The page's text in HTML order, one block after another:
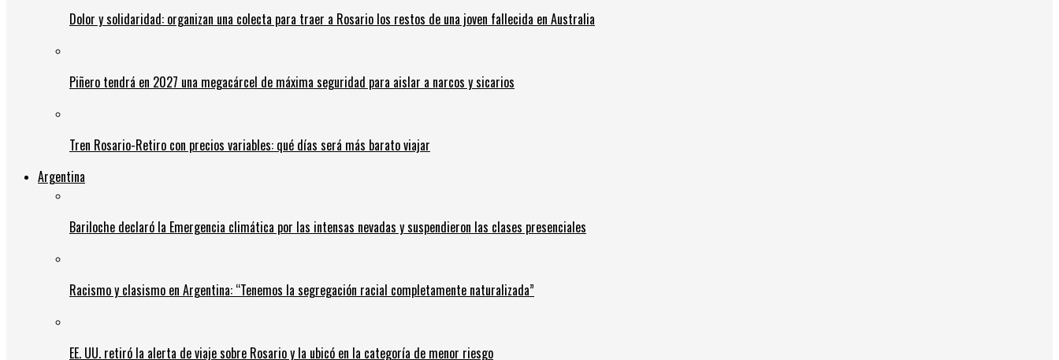
Dolor y solidaridad: organizan una colecta para traer a Rosario los restos de una joven fallecida en Australia
Piñero tendrá en 2027 una megacárcel de máxima seguridad para aislar a narcos y sicarios
Tren Rosario-Retiro con precios variables: qué días será más barato viajar
Argentina
Bariloche declaró la Emergencia climática por las intensas nevadas y suspendieron las clases presenciales
Racismo y clasismo en Argentina: “Tenemos la segregación racial completamente naturalizada”
EE. UU. retiró la alerta de viaje sobre Rosario y la ubicó en la categoría de menor riesgo